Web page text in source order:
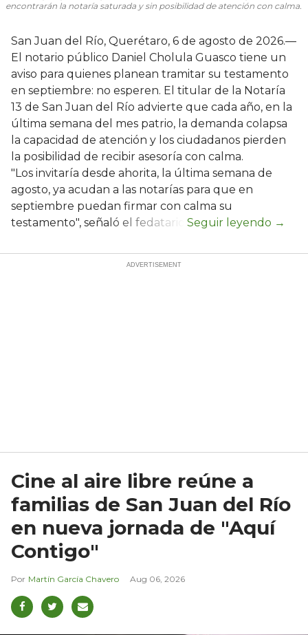
encontrarán la notaría saturada y sin posibilidad de atención con calma.
San Juan del Río, Querétaro, 6 de agosto de 2026.—
El notario público Daniel Cholula Guasco tiene un
aviso para quienes planean tramitar su testamento
en septiembre: no esperen. El titular de la Notaría
13 de San Juan del Río advierte que cada año, en la
última semana del mes patrio, la demanda colapsa
la capacidad de atención y los ciudadanos pierden
la posibilidad de recibir asesoría con calma.
"Los invitaría desde ahorita, la última semana de
agosto, ya acudan a las notarías para que en
septiembre puedan firmar con calma su
testamento", señaló el fedatario.
Cine al aire libre reúne a
familias de San Juan del Río
en nueva jornada de "Aquí
Contigo"
Martín García Chavero Aug 06, 2026